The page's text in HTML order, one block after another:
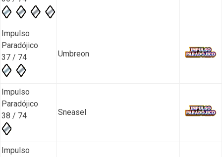
Impulso
Paradójico
37 / 74
Umbreon
Impulso
Paradójico
38 / 74
Sneasel
Impulso